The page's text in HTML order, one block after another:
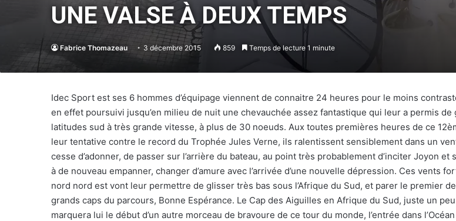
UNE VALSE À DEUX TEMPS
Fabrice Thomazeau 3 décembre 2015 859 Temps de lecture 1 minute
Idec Sport est ses 6 hommes d’équipage viennent de connaitre 24 heures pour le moins
en effet poursuivi jusqu’en milieu de nuit une chevauchée assez fantastique qui leur a permis de
latitudes sud à très grande vitesse, à plus de 30 noeuds. Aux toutes premières heures de ce
leur tentative contre le record du Trophée Jules Verne, ils ralentissent sensiblement dans un
cesse d’adonner, de passer sur l’arrière du bateau, au point très probablement d’inciter Joyon et
à de nouveau empanner, changer d’amure avec l’arrivée d’une nouvelle dépression. Ces vents
nord nord est vont leur permettre de glisser très bas sous l’Afrique du Sud, et parer le premier
grands caps du parcours, Bonne Espérance. Le Cap des Aiguilles en Afrique du Sud, juste un
marquera lui le début d’un autre morceau de bravoure de ce tour du monde, l’entrée dans
The Famous Project CIC : un
monde homologué, une
collective soutenue par IDEC
THE FAMOUS PROJECT CIC –
se refaisait l’histoire de cette
performance historique !